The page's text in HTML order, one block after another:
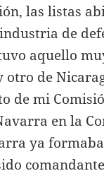
las listas
de
aquello
otro de
de mi
en la
ya